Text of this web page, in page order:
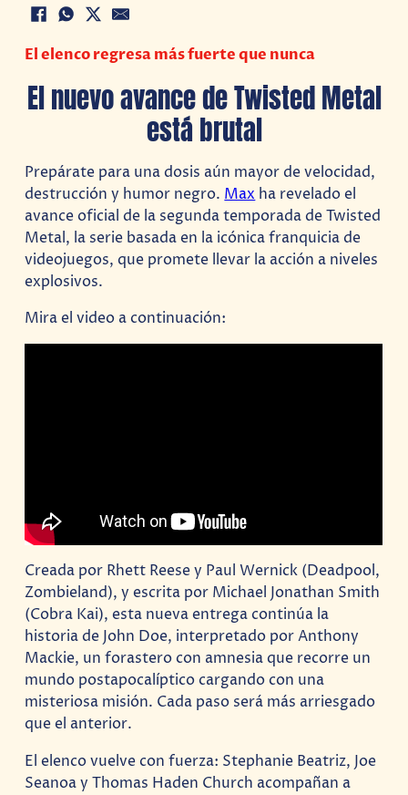
El elenco regresa más fuerte que nunca
El nuevo avance de Twisted Metal
está brutal
Prepárate para una dosis aún mayor de velocidad,
destrucción y humor negro. Max ha revelado el
avance oficial de la segunda temporada de Twisted
Metal, la serie basada en la icónica franquicia de
videojuegos, que promete llevar la acción a niveles
explosivos.
Mira el video a continuación:
Creada por Rhett Reese y Paul Wernick (Deadpool,
Zombieland), y escrita por Michael Jonathan Smith
(Cobra Kai), esta nueva entrega continúa la
historia de John Doe, interpretado por Anthony
Mackie, un forastero con amnesia que recorre un
mundo postapocalíptico cargando con una
misteriosa misión. Cada paso será más arriesgado
que el anterior.
El elenco vuelve con fuerza: Stephanie Beatriz, Joe
Seanoa y Thomas Haden Church acompañan a